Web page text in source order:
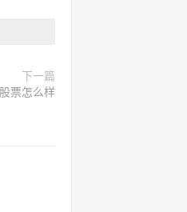
下一篇
票怎么样